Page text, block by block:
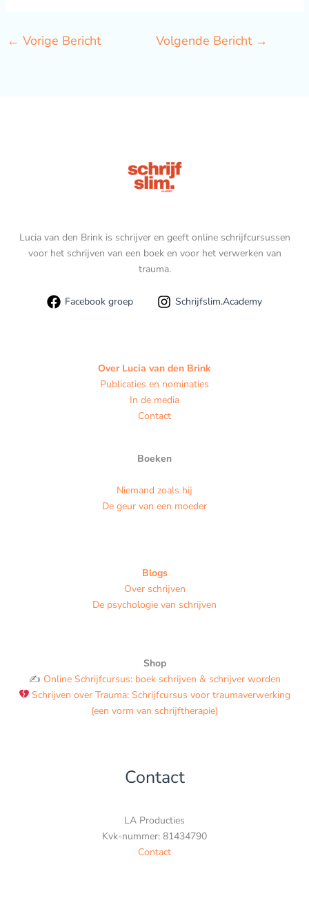
← Vorige Bericht Volgende Bericht →
Lucia van den Brink is schrijver en geeft online schrijfcursussen
voor het schrijven van een boek en voor het verwerken van
trauma.
Facebook groep Schrijfslim.Academy
Over Lucia van den Brink
Publicaties en nominaties
In de media
Contact
Boeken
Niemand zoals hij
De geur van een moeder
Blogs
Over schrijven
De psychologie van schrijven
Shop
✍️ Online Schrijfcursus: boek schrijven & schrijver worden
Schrijven over Trauma: Schrijfcursus voor traumaverwerking
(een vorm van schrijftherapie)
Contact
LA Producties
Kvk-nummer: 81434790
Contact